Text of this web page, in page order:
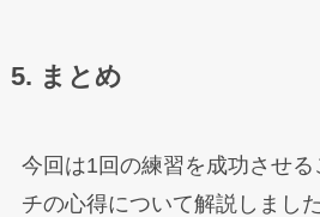
5. まとめ
今回は1回の練習を成功させ
チの心得について解説しました